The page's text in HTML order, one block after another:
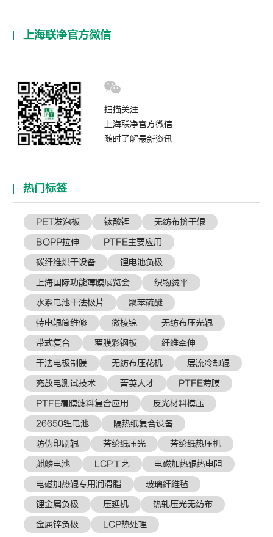
上海联净官方微信
扫描关注
上海联净官方微信
随时了解最新资讯
热门标签
PET发泡板 钛酸锂
无纺布挤干辊
BOPP拉伸
PTFE主要应用
碳纤维烘干设备
锂电池负极
上海国际功能薄膜展览会
织物烫平
水系电池干法极片
聚苯硫醚
特电辊筒维修
微棱镜
无纺布压光辊
带式复合
覆膜彩钢板
纤维牵伸
干法电极制膜
无纺布压花机
层流冷却辊
充放电测试技术
菁英人才
PTFE薄膜
PTFE覆膜滤料复合应用
反光材料模压
26650锂电池
隔热纸复合设备
防伪印刷辊
芳纶纸压光
芳纶纸热压机
麒麟电池
LCP工艺
电磁加热辊热电阻
电磁加热辊专用润滑脂
玻璃纤维毡
锂金属负极
压延机
热轧压光无纺布
金属锌负极
LCP热处理